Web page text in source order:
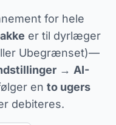
for hele
er til dyrlæger
Ubegrænset)—
→ AI-
en to ugers
debiteres.